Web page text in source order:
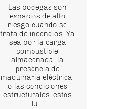
Las bodegas son
espacios de alto
riesgo cuando se
trata de incendios. Ya
sea por la carga
combustible
almacenada, la
presencia de
maquinaria eléctrica,
o las condiciones
estructurales, estos
lu...